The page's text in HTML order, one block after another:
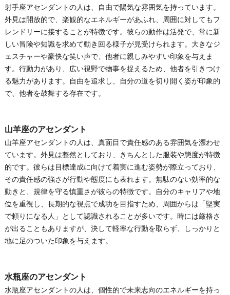
射手座アセンダントの人は、自由で陽気な雰囲気を持っています。
外見は開放的で、楽観的なエネルギーがあふれ、周囲に対してもフ
レンドリーに接することが特徴です。彼らの動作は活発で、常に新
しい冒険や知識を求めて動き回る様子が見受けられます。大きなジ
ェスチャーや豪快な笑い声で、他者に親しみやすい印象を与えま
す。行動力があり、広い視野で物事を捉えるため、他者を引きつけ
る魅力があります。自由を追求し、自分の道を切り開く姿が印象的
で、他者を鼓舞する存在です。
山羊座のアセンダント
山羊座アセンダントの人は、真面目で責任感のある雰囲気を漂わせ
ています。外見は整然としており、きちんとした服装や態度が特徴
的です。彼らは目標達成に向けて着実に進む姿勢が際立っており、
その責任感の強さが行動や態度にも表れます。無駄のない効率的な
動きと、規律を守る慎重さが彼らの特徴です。自分のキャリアや地
位を重視し、長期的な視点で成功を目指すため、周囲からは「堅実
で頼りになる人」として認識されることが多いです。時には厳格さ
が出ることもありますが、決して軽率な行動を取らず、しっかりと
地に足のついた印象を与えます。
水瓶座のアセンダント
水瓶座アセンダントの人は、個性的で未来志向のエネルギーを持っ